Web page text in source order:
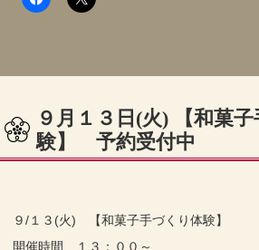
９月１３日(火) 【和菓
験】 予約受付中
９/１３(火) 【和菓子手づくり体験】
開催時間 １３：００～